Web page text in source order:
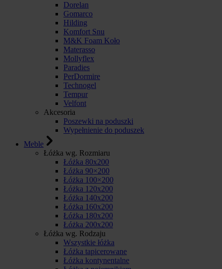
Dorelan
Gomarco
Hilding
Komfort Snu
M&K Foam Koło
Materasso
Mollyflex
Paradies
PerDormire
Technogel
Tempur
Velfont
Akcesoria
Poszewki na poduszki
Wypełnienie do poduszek
Meble
Łóżka wg. Rozmiaru
Łóżka 80x200
Łóżka 90×200
Łóżka 100×200
Łóżka 120x200
Łóżka 140x200
Łóżka 160x200
Łóżka 180x200
Łóżka 200x200
Łóżka wg. Rodzaju
Wszystkie łóżka
Łóżka tapicerowane
Łóżka kontynentalne